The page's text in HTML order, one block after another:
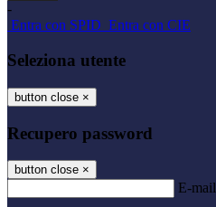
-
Entra con SPID Entra con CIE
Seleziona utente
button close ×
Recupero password
button close ×
E-mail